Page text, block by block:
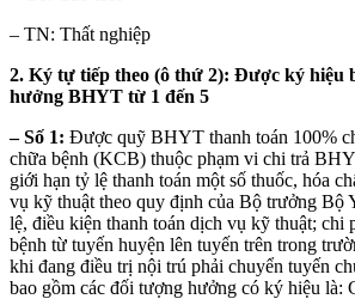
– TN: Thất nghiệp
2. Ký tự tiếp theo (ô thứ 2): Được ký hiệu
hưởng BHYT từ 1 đến 5
– Số 1: Được quỹ BHYT thanh toán 100%
chữa bệnh (KCB) thuộc phạm vi chi trả
giới hạn tỷ lệ thanh toán một số thuốc, hóa
vụ kỹ thuật theo quy định của Bộ trưởng Bộ
lệ, điều kiện thanh toán dịch vụ kỹ thuật; chi
bệnh từ tuyến huyện lên tuyến trên trong
khi đang điều trị nội trú phải chuyển tuyến
bao gồm các đối tượng hưởng có ký hiệu là: